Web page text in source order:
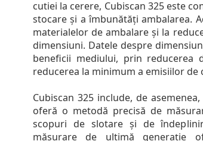
cutiei la cerere, Cubiscan 325 este
stocare și a îmbunătăți ambalarea.
materialelor de ambalare și la
dimensiuni. Datele despre
beneficii mediului, prin reducerea
reducerea la minimum a emisiilor de
Cubiscan 325 include, de
oferă o metodă precisă de
scopuri de slotare și de
măsurare de ultimă generație